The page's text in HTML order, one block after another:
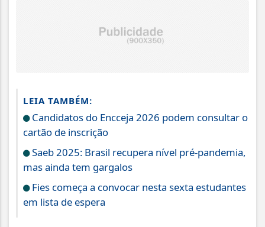
LEIA TAMBÉM:
Candidatos do Encceja 2026 podem consultar o
cartão de inscrição
Saeb 2025: Brasil recupera nível pré-pandemia,
mas ainda tem gargalos
Fies começa a convocar nesta sexta estudantes
em lista de espera